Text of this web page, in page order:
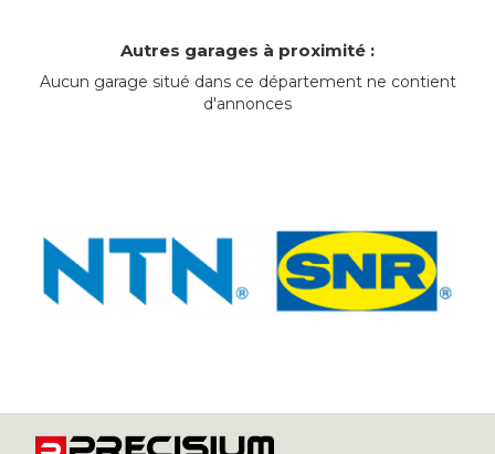
Autres garages à proximité :
Aucun garage situé dans ce département ne contient
d'annonces